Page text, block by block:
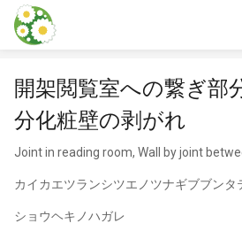
本文に飛ぶ
開架閲覧室への繋ぎ部
分化粧壁の剥がれ
Joint in reading room, Wall by joint
カイカエツランシツエノツナギブブンタ
ショウヘキノハガレ